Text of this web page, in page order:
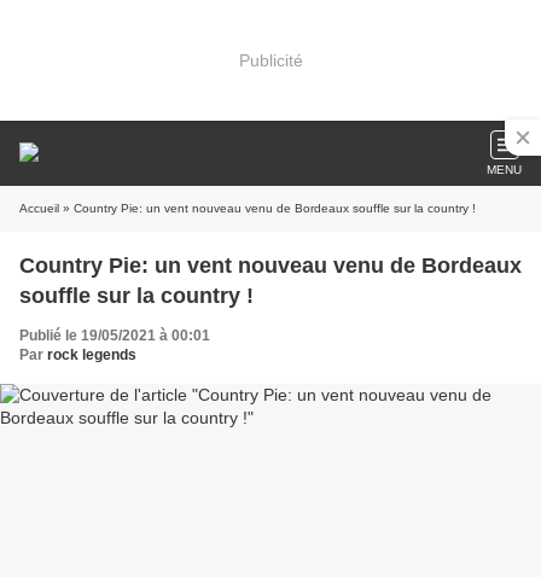
Publicité
MENU
Accueil » Country Pie: un vent nouveau venu de Bordeaux souffle sur la country !
Country Pie: un vent nouveau venu de Bordeaux
souffle sur la country !
Publié le 19/05/2021 à 00:01
Par rock legends